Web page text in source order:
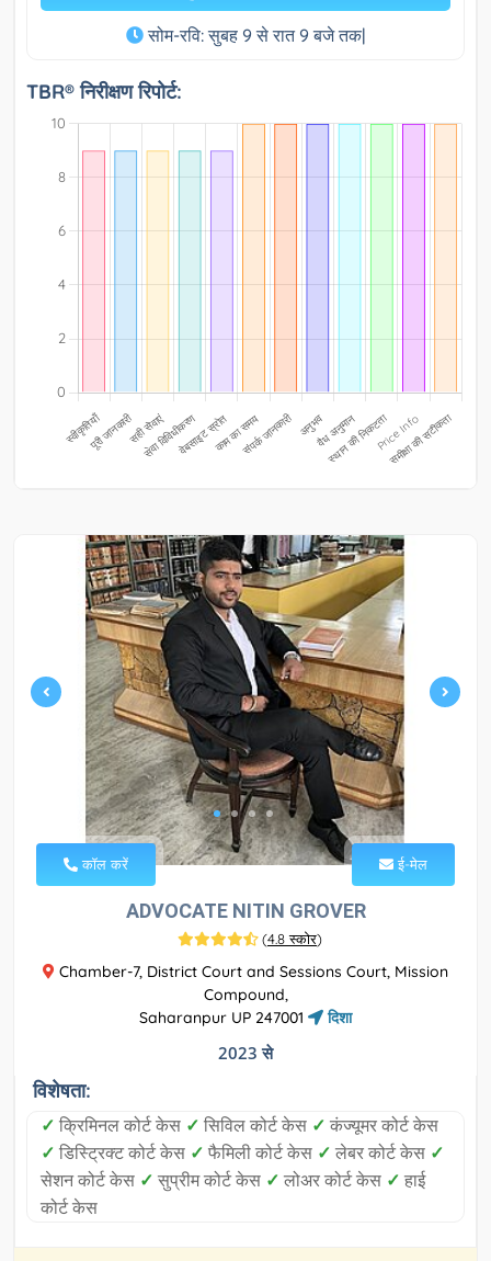
सोम-रवि: सुबह 9 से रात 9 बजे तक|
TBR® निरीक्षण रिपोर्ट:
कॉल करें ई-मेल
ADVOCATE NITIN GROVER
(4.8 स्कोर)
Chamber-7, District Court and Sessions Court, Mission
Compound,
Saharanpur UP 247001
दिशा
2023 से
विशेषता:
✓ क्रिमिनल कोर्ट केस ✓ सिविल कोर्ट केस ✓ कंज्यूमर कोर्ट केस
✓ डिस्ट्रिक्ट कोर्ट केस ✓ फैमिली कोर्ट केस ✓ लेबर कोर्ट केस ✓
सेशन कोर्ट केस ✓ सुप्रीम कोर्ट केस ✓ लोअर कोर्ट केस ✓ हाई
कोर्ट केस